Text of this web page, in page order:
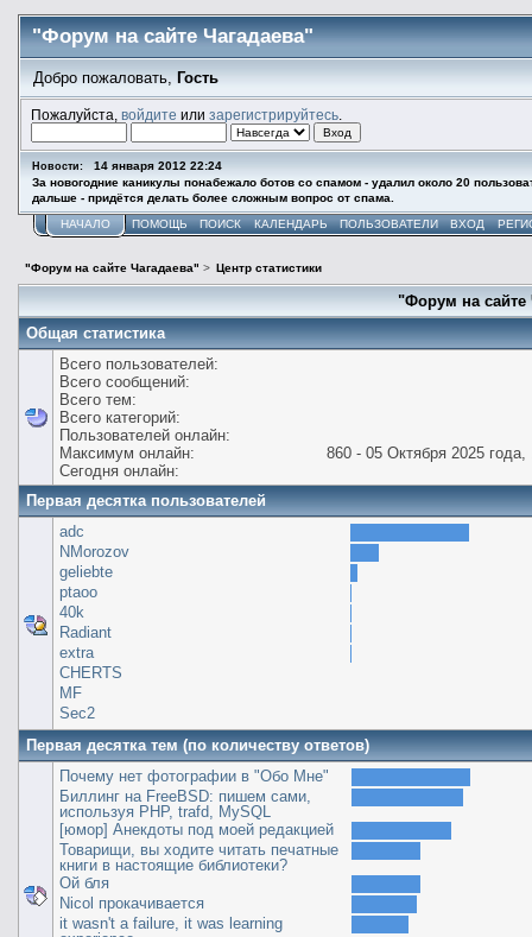
"Форум на сайте Чагадаева"
Добро пожаловать, Гость
Пожалуйста, войдите или зарегистрируйтесь.
Новости:
14 января 2012 22:24
За новогодние каникулы понабежало ботов со спамом - удалил около 20
дальше - придётся делать более сложным вопрос от спама.
НАЧАЛО ПОМОЩЬ ПОИСК КАЛЕНДАРЬ ПОЛЬЗОВАТЕЛИ ВХОД
"Форум на сайте Чагадаева" > Центр статистики
"Форум на сайте
Общая статистика
Всего пользователей:
Всего сообщений:
Всего тем:
Всего категорий:
Пользователей онлайн:
Максимум онлайн:
860 - 05 Октября 2025 года,
Сегодня онлайн:
Первая десятка пользователей
adc
NMorozov
geliebte
ptaoo
40k
Radiant
extra
CHERTS
MF
Sec2
Первая десятка тем (по количеству ответов)
Почему нет фотографии в "Обо Мне"
Биллинг на FreeBSD: пишем сами,
используя PHP, trafd, MySQL
[юмор] Анекдоты под моей редакцией
Товарищи, вы ходите читать печатные
книги в настоящие библиотеки?
Ой бля
Nicol прокачивается
it wasn't a failure, it was learning